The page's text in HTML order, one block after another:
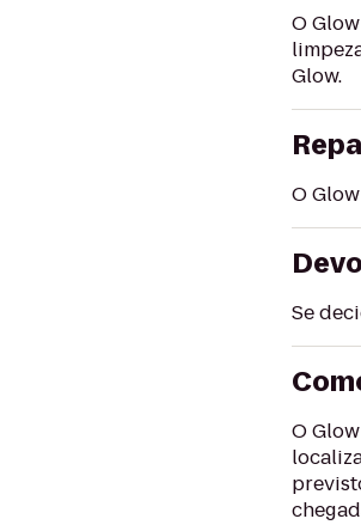
O
Glow.
O
Se
O